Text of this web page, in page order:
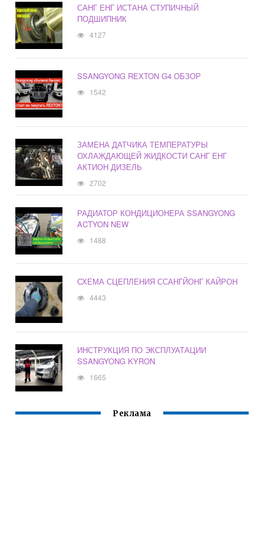
САНГ ЕНГ ИСТАНА СТУПИЧНЫЙ
ПОДШИПНИК
4127
SSANGYONG REXTON G4 ОБЗОР
1542
ЗАМЕНА ДАТЧИКА ТЕМПЕРАТУРЫ
ОХЛАЖДАЮЩЕЙ ЖИДКОСТИ САНГ ЕНГ
АКТИОН ДИЗЕЛЬ
2702
РАДИАТОР КОНДИЦИОНЕРА SSANGYONG
ACTYON NEW
1488
СХЕМА СЦЕПЛЕНИЯ ССАНГЙОНГ КАЙРОН
4443
ИНСТРУКЦИЯ ПО ЭКСПЛУАТАЦИИ
SSANGYONG KYRON
1665
Реклама